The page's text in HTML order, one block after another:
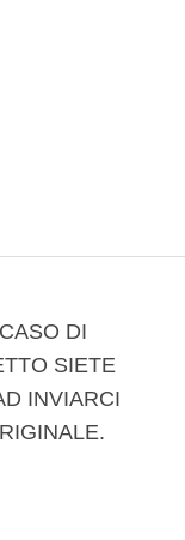
DI
SIETE
INVIARCI